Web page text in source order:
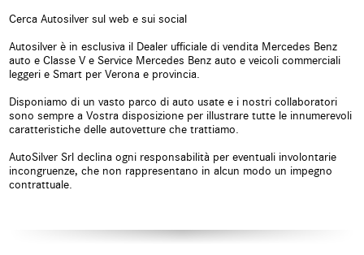
ESP Fari LED
Frenata d'emergenza assistita Freno di stazionamento elettrico
Immobilizzatore elettronico Isofix
Kit antipanne Leve al volante
Monitoraggio pressione
pneumatici
Cerca Autosilver sul web e sui social
Autosilver è in esclusiva il Dealer ufficiale di vendita Mercedes Benz
auto e Classe V e Service Mercedes Benz auto e veicoli commerciali
leggeri e Smart per Verona e provincia.
Disponiamo di un vasto parco di auto usate e i nostri collaboratori
sono sempre a Vostra disposizione per illustrare tutte le innumerevoli
caratteristiche delle autovetture che trattiamo.
AutoSilver Srl declina ogni responsabilità per eventuali involontarie
incongruenze, che non rappresentano in alcun modo un impegno
contrattuale.